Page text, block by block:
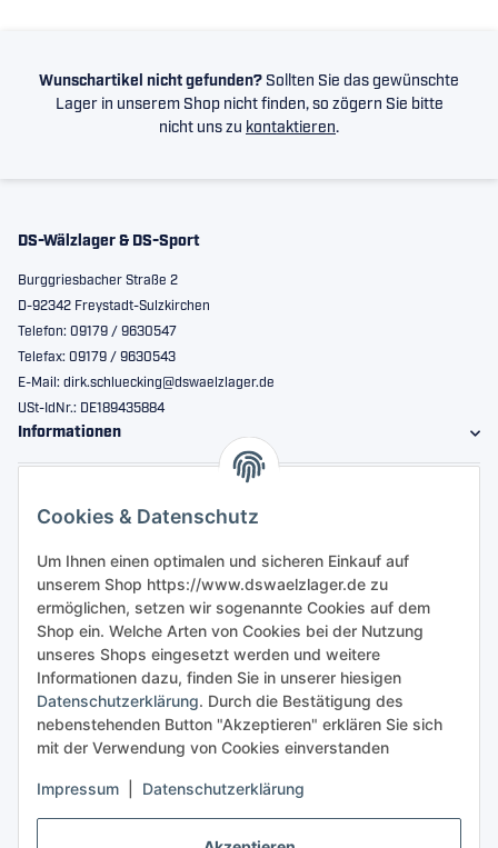
Cookies & Datenschutz
Um Ihnen einen optimalen und sicheren Einkauf auf
unserem Shop https://www.dswaelzlager.de zu
ermöglichen, setzen wir sogenannte Cookies auf dem
Shop ein. Welche Arten von Cookies bei der Nutzung
unseres Shops eingesetzt werden und weitere
Informationen dazu, finden Sie in unserer hiesigen
Datenschutzerklärung. Durch die Bestätigung des
nebenstehenden Button "Akzeptieren" erklären Sie sich
mit der Verwendung von Cookies einverstanden
Impressum Datenschutzerklärung
Wunschartikel nicht gefunden? Sollten Sie das gewünschte
Lager in unserem Shop nicht finden, so zögern Sie bitte
nicht uns zu kontaktieren.
DS-Wälzlager & DS-Sport
Burggriesbacher Straße 2
D-92342 Freystadt-Sulzkirchen
Telefon: 09179 / 9630547
Telefax: 09179 / 9630543
E-Mail: dirk.schluecking@dswaelzlager.de
USt-IdNr.: DE189435884
Informationen
Sicher bestellen